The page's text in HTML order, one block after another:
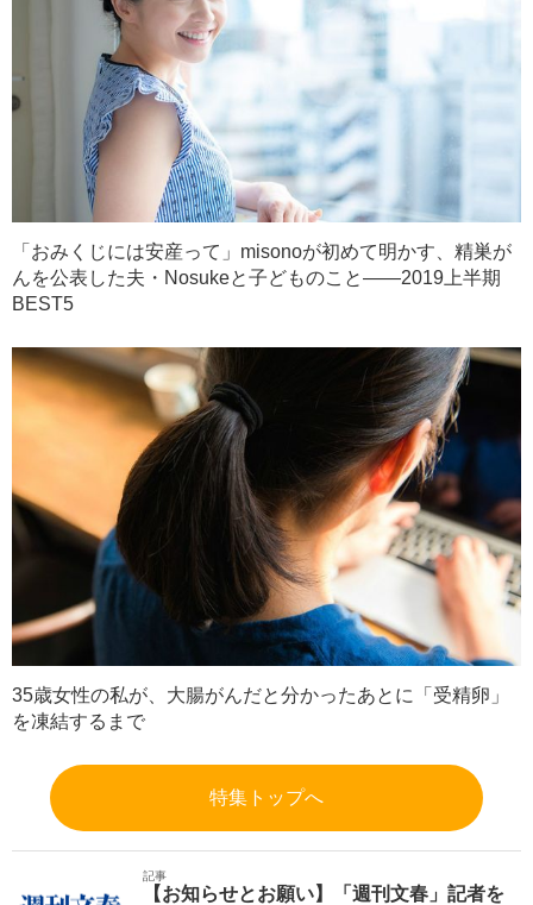
「おみくじには安産って」misonoが初めて明かす、精巣が
んを公表した夫・Nosukeと子どものこと――2019上半期
BEST5
35歳女性の私が、大腸がんだと分かったあとに「受精卵」
を凍結するまで
特集トップへ
記事
【お知らせとお願い】「週刊文春」記者を